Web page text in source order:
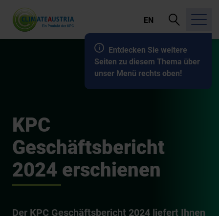
Entdecken Sie weitere
Seiten zu diesem Thema über
unser Menü rechts oben!
EN
Suche
öffnen
KPC
Geschäftsbericht
2024 erschienen
Der KPC Geschäftsbericht 2024 liefert Ihnen